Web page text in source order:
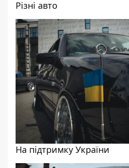
Різні авто
На підтримку України